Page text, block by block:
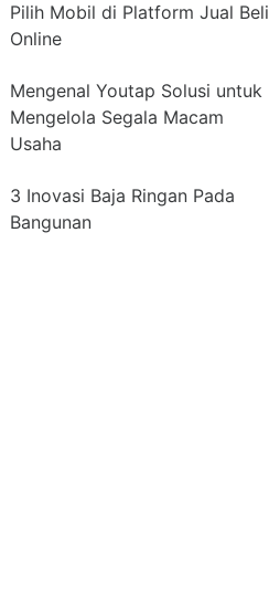
Pilih Mobil di Platform Jual Beli
Online
Mengenal Youtap Solusi untuk
Mengelola Segala Macam
Usaha
3 Inovasi Baja Ringan Pada
Bangunan